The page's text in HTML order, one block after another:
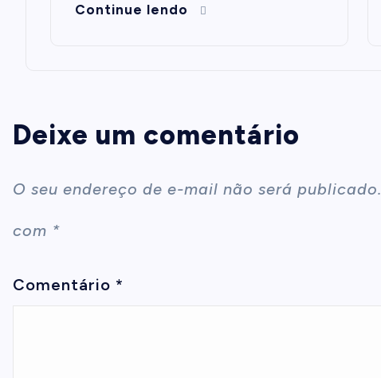
Continue lendo
Deixe um comentário
O seu endereço de e-mail não será publicado.
com *
Comentário *